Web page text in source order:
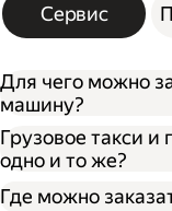
Сервис
Для чего можно
машину?
Грузовое такси и
одно и то же?
Где можно